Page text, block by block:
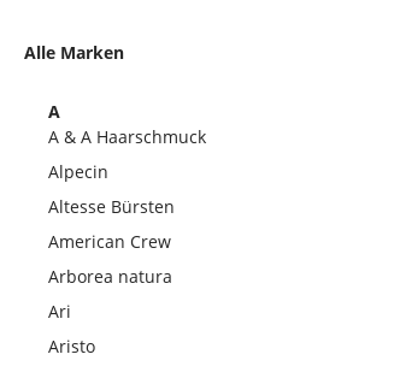
Alle Marken
A
A & A Haarschmuck
Alpecin
Altesse Bürsten
American Crew
Arborea natura
Ari
Aristo